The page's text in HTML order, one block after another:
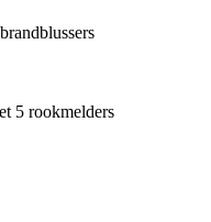
5 rookmelders